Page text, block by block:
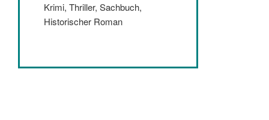
Krimi, Thriller, Sachbuch,
Historischer Roman